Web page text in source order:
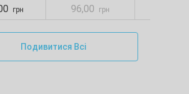
грн 96,00 грн
Подивитися Всі